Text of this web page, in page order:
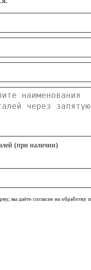
(при наличии)
вы даёте согласие на обработку